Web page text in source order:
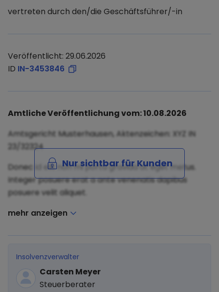
vertreten durch den/die Geschäftsführer/-in
Veröffentlicht: 29.06.2026
ID IN-3453846
Amtliche Veröffentlichung vom: 10.08.2026
Amtsgericht Musterhausen, Aktenzeichen: XYZ IN
23/32324
Donec id elit non mi porta gravida at eget metus.
Integer posuere erat a ante venenatis dapibus
posuere velit aliquet.
Nur sichtbar für Kunden
mehr anzeigen
Insolvenzverwalter
Carsten Meyer
Steuerberater